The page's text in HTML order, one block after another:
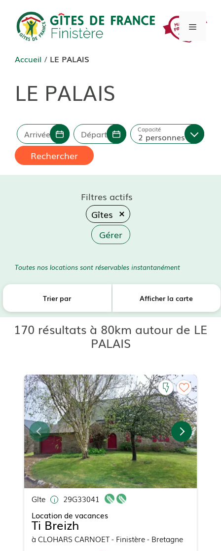
contenu
Menu
Accueil / LE PALAIS
LE PALAIS
Arrivée Départ 2 personnes
Capacité
Rechercher
Filtres actifs
Gîtes
Gérer
Toutes nos locations sont réservables instantanément
170 résultats à 80km autour de LE
PALAIS
Trier par Afficher la carte
Gîte
29G33041
Location de vacances
Ti Breizh
à CLOHARS CARNOET- Finistère - Bretagne